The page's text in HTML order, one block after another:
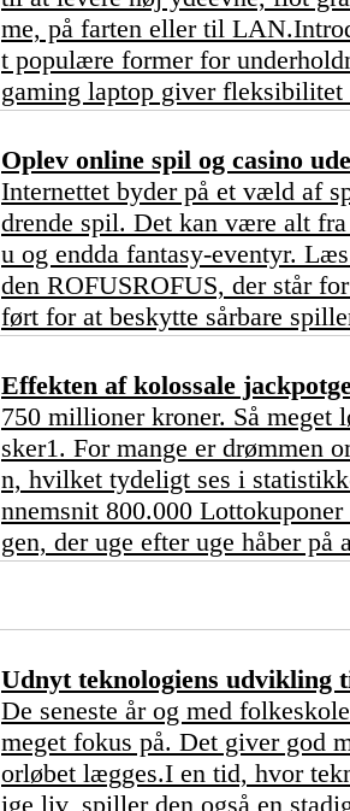
me, på farten eller til
t populære former for
gaming laptop giver fleksibilitet
Oplev online spil og casino
Internettet byder på et væld af
drende spil. Det kan være alt
u og endda fantasy-eventyr.
den ROFUSROFUS, der står
ført for at beskytte sårbare
Effekten af kolossale
750 millioner kroner. Så meget
sker1. For mange er drømmen
n, hvilket tydeligt ses i
nnemsnit 800.000
gen, der uge efter uge håber
Udnyt teknologiens
De seneste år og med
meget fokus på. Det giver god
orløbet lægges.I en tid, hvor
ige liv, spiller den også en